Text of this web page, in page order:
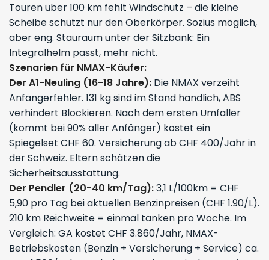
Touren über 100 km fehlt Windschutz – die kleine
Scheibe schützt nur den Oberkörper. Sozius möglich,
aber eng. Stauraum unter der Sitzbank: Ein
Integralhelm passt, mehr nicht.
Szenarien für NMAX-Käufer:
Der A1-Neuling (16-18 Jahre): Die NMAX verzeiht
Anfängerfehler. 131 kg sind im Stand handlich, ABS
verhindert Blockieren. Nach dem ersten Umfaller
(kommt bei 90% aller Anfänger) kostet ein
Spiegelset CHF 60. Versicherung ab CHF 400/Jahr in
der Schweiz. Eltern schätzen die
Sicherheitsausstattung.
Der Pendler (20-40 km/Tag):3,1 L/100km = CHF
5,90 pro Tag bei aktuellen Benzinpreisen (CHF 1.90/L).
210 km Reichweite = einmal tanken pro Woche. Im
Vergleich: GA kostet CHF 3.860/Jahr, NMAX-
Betriebskosten (Benzin + Versicherung + Service) ca.